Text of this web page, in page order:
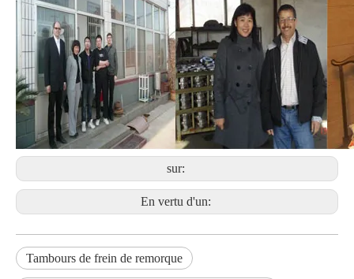
sur:
En vertu d'un:
Tambours de frein de remorque